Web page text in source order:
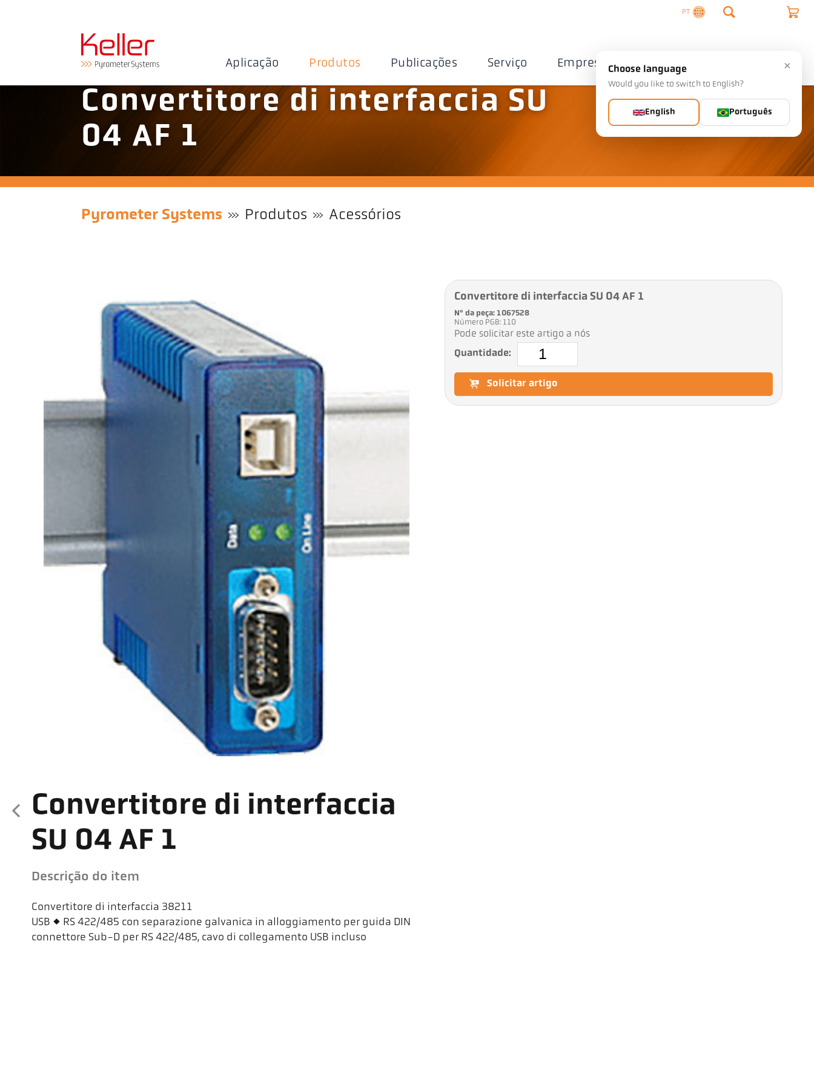
PT
Aplicação Produtos Publicações Serviço Empresa Contacto
Convertitore di interfaccia SU
04 AF 1
Pyrometer Systems Produtos Acessórios
Convertitore di interfaccia
SU 04 AF 1
Descrição do item
Convertitore di interfaccia 38211
USB <> RS 422/485 con separazione galvanica in alloggiamento per guida DIN
connettore Sub-D per RS 422/485, cavo di collegamento USB incluso
Convertitore di interfaccia SU 04 AF 1
Nº da peça: 1067528
Número PGB: 110
Pode solicitar este artigo a nós
Quantidade:
Solicitar artigo
×
Choose language
Would you like to switch to English?
English Português